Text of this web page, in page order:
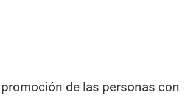
de las personas con